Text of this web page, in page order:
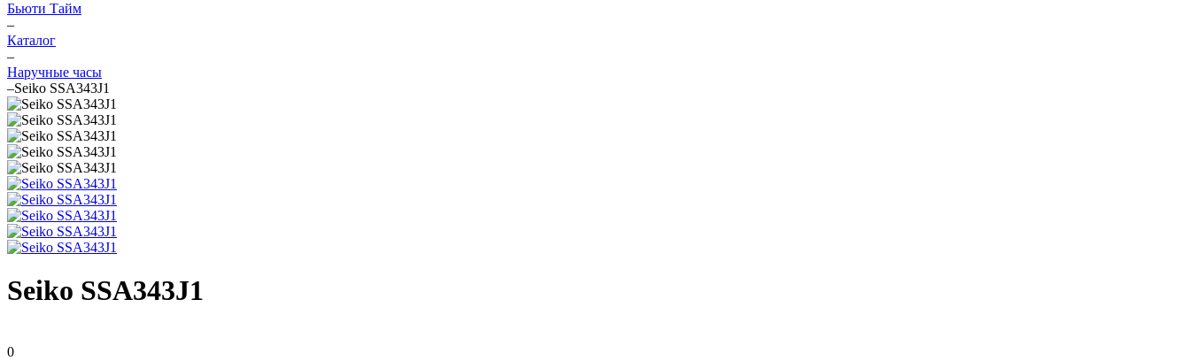
Бьюти Тайм
–
Каталог
–
Наручные часы
–Seiko SSA343J1
Seiko SSA343J1
0